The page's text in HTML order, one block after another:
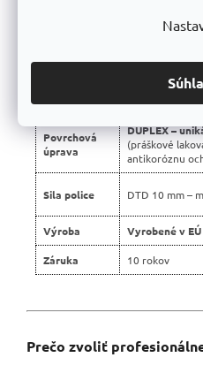
Bezskrutková
Certifikované,
Povrchová
úprava
DUPLEX –
(práškové
antikoróznu
Sila police DTD 10 mm –
Výroba Vyrobené v EÚ
Záruka 10 rokov
Prečo zvoliť